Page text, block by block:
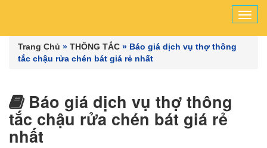
Trang Chủ » THÔNG TẮC » Báo giá dịch vụ thợ thông
tắc chậu rửa chén bát giá rẻ nhất
Báo giá dịch vụ thợ thông
tắc chậu rửa chén bát giá rẻ
nhất